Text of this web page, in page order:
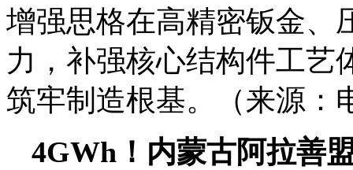
增强思格在高精密钣金、
力，补强核心结构件工艺
筑牢制造根基。（来源：
4GWh‌！内蒙古阿拉善